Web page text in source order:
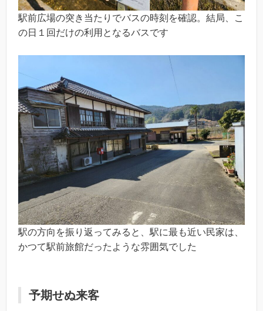
駅前広場の突き当たりでバスの時刻を確認。結局、こ
の日１回だけの利用となるバスです
駅の方向を振り返ってみると、駅に最も近い民家は、
かつて駅前旅館だったような雰囲気でした
予期せぬ来客